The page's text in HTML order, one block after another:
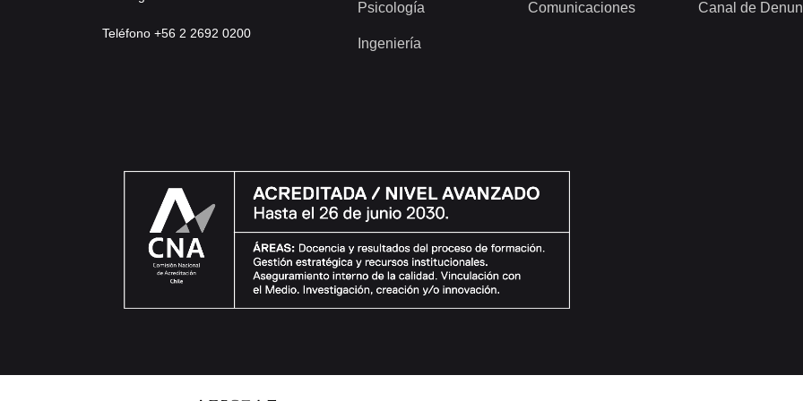
Teléfono +56 2 2692 0200
Psicología
Ingeniería
Comunicaciones Canal de